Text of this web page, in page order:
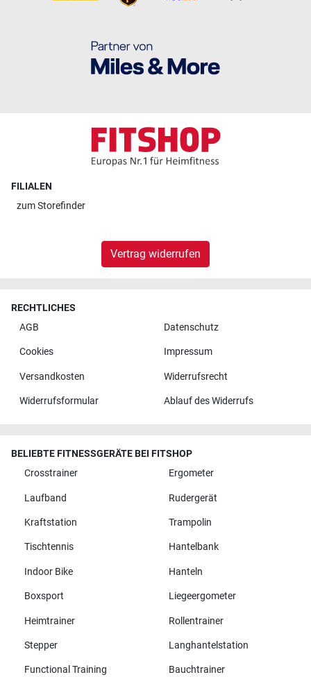
FILIALEN
zumStorefinder
Vertrag widerrufen
RECHTLICHES
AGB
Datenschutz
Cookies Impressum
Versandkosten Widerrufsrecht
Widerrufsformular Ablauf des Widerrufs
BELIEBTE FITNESSGERÄTE BEI FITSHOP
Crosstrainer
Ergometer
Laufband Rudergerät
Kraftstation Trampolin
Tischtennis Hantelbank
Indoor Bike Hanteln
Boxsport Liegeergometer
Heimtrainer Rollentrainer
Stepper Langhantelstation
Functional Training Bauchtrainer